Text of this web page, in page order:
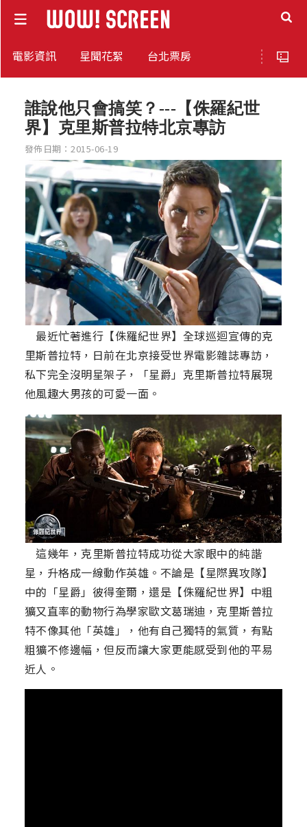
電影資訊 星聞花絮 台北票房
誰說他只會搞笑？---【侏羅紀世
界】克里斯普拉特北京專訪
發佈日期：2015-06-19
最近忙著進行【侏羅紀世界】全球巡迴宣傳的克
里斯普拉特，日前在北京接受世界電影雜誌專訪，
私下完全沒明星架子，「星爵」克里斯普拉特展現
他風趣大男孩的可愛一面。
這幾年，克里斯普拉特成功從大家眼中的純諧
星，升格成一線動作英雄。不論是【星際異攻隊】
中的「星爵」彼得奎爾，還是【侏羅紀世界】中粗
獷又直率的動物行為學家歐文葛瑞迪，克里斯普拉
特不像其他「英雄」，他有自己獨特的氣質，有點
粗獷不修邊幅，但反而讓大家更能感受到他的平易
近人。